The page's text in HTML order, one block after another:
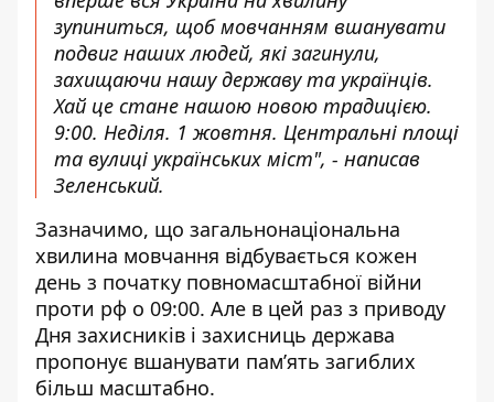
зупиниться, щоб мовчанням вшанувати
подвиг наших людей, які загинули,
захищаючи нашу державу та українців.
Хай це стане нашою новою традицією.
9:00. Неділя. 1 жовтня. Центральні площі
та вулиці українських міст", - написав
Зеленський.
Зазначимо, що загальнонаціональна
хвилина мовчання відбувається кожен
день з початку повномасштабної війни
проти рф о 09:00. Але в цей раз з приводу
Дня захисників і захисниць держава
пропонує вшанувати памʼять загиблих
більш масштабно.